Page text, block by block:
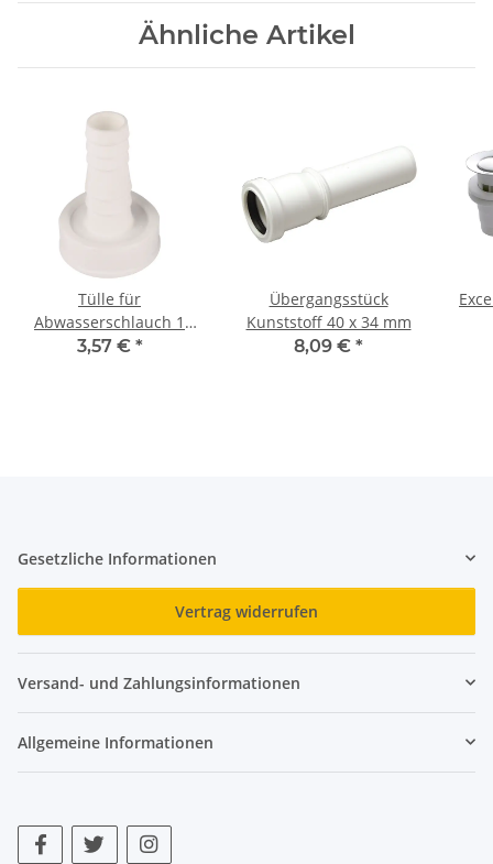
Ähnliche Artikel
Tülle für
Abwasserschlauch 1
1/2" IG
3,57 € *
Übergangsstück
Kunststoff 40 x 34 mm
8,09 € *
Gesetzliche Informationen
Vertrag widerrufen
Versand- und Zahlungsinformationen
Allgemeine Informationen